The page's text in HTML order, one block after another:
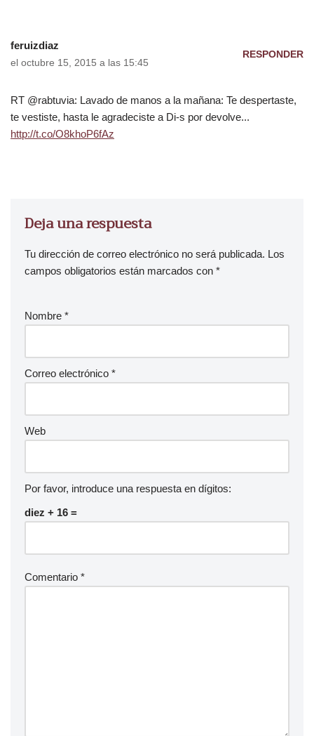
feruizdiaz
el octubre 15, 2015 a las 15:45
RESPONDER
RT @rabtuvia: Lavado de manos a la mañana: Te despertaste,
te vestiste, hasta le agradeciste a Di-s por devolve...
http://t.co/O8khoP6fAz
Deja una respuesta
Tu dirección de correo electrónico no será publicada. Los
campos obligatorios están marcados con *
Nombre *
Correo electrónico *
Web
Por favor, introduce una respuesta en dígitos:
diez + 16 =
Comentario *